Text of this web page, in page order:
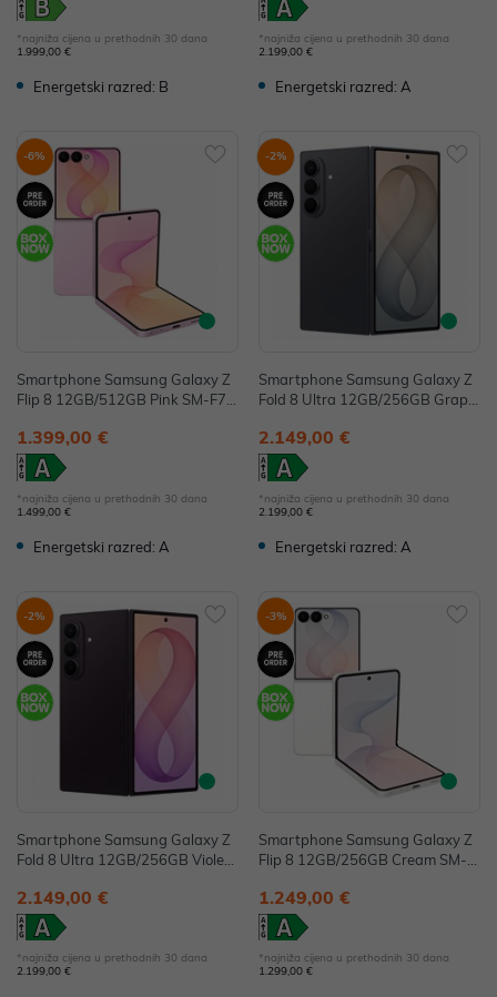
*najniža cijena u prethodnih 30 dana
1.999,00 €
Energetski razred: B
*najniža cijena u prethodnih 30 dana
2.199,00 €
Energetski razred: A
-6%
Smartphone Samsung Galaxy Z
Flip 8 12GB/512GB Pink SM-F77
1.399,00 €
*najniža cijena u prethodnih 30 dana
1.499,00 €
Energetski razred: A
-2%
Smartphone Samsung Galaxy Z
Fold 8 Ultra 12GB/256GB Graphi
2.149,00 €
*najniža cijena u prethodnih 30 dana
2.199,00 €
Energetski razred: A
-2%
Smartphone Samsung Galaxy Z
Fold 8 Ultra 12GB/256GB Violet
2.149,00 €
*najniža cijena u prethodnih 30 dana
2.199,00 €
-3%
Smartphone Samsung Galaxy Z
Flip 8 12GB/256GB Cream SM-F
1.249,00 €
*najniža cijena u prethodnih 30 dana
1.299,00 €